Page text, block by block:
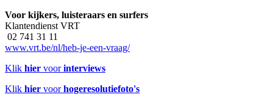
Voor kijkers, luisteraars en surfers
Klantendienst VRT
02 741 31 11
www.vrt.be/nl/heb-je-een-vraag/
Klik hier voorinterviews
Klik hier voorhogeresolutiefoto's